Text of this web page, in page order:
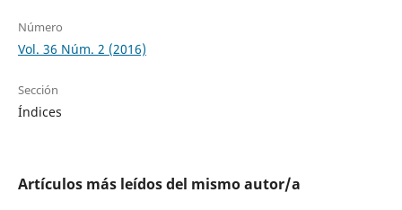
Número
Vol. 36 Núm. 2 (2016)
Sección
Índices
Artículos más leídos del mismo autor/a